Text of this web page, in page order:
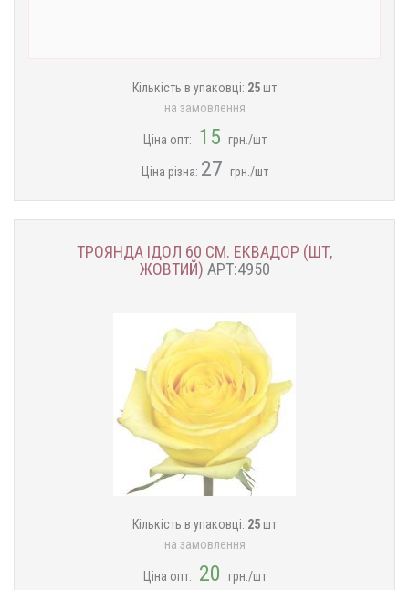
Кількість в упаковці: 25 шт
на замовлення
Ціна опт: 15 грн./шт
Ціна різна: 27 грн./шт
ТРОЯНДА ІДОЛ 60 СМ. ЕКВАДОР (ШТ,
ЖОВТИЙ) АРТ:4950
Кількість в упаковці: 25 шт
на замовлення
Ціна опт: 20 грн./шт